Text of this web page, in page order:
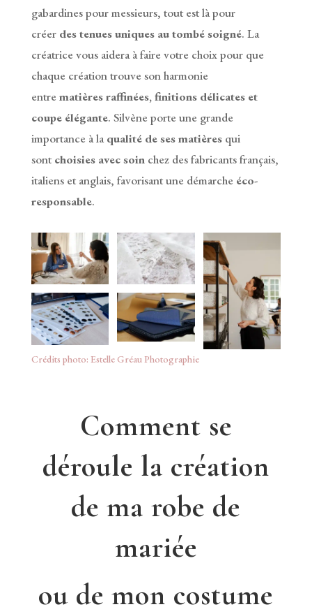
gabardines pour messieurs, tout est là pour
créer des tenues uniques au tombé soigné. La
créatrice vous aidera à faire votre choix pour que
chaque création trouve son harmonie
entre matières raffinées, finitions délicates et
coupe élégante. Silvène porte une grande
importance à laqualité de ses matièresqui
sont choisies avec soinchez des fabricants français,
italiens et anglais, favorisant une démarche éco-
responsable.
Crédits photo: Estelle Gréau Photographie
Comment se
déroule la création
de ma robe de
mariée
ou de mon costume